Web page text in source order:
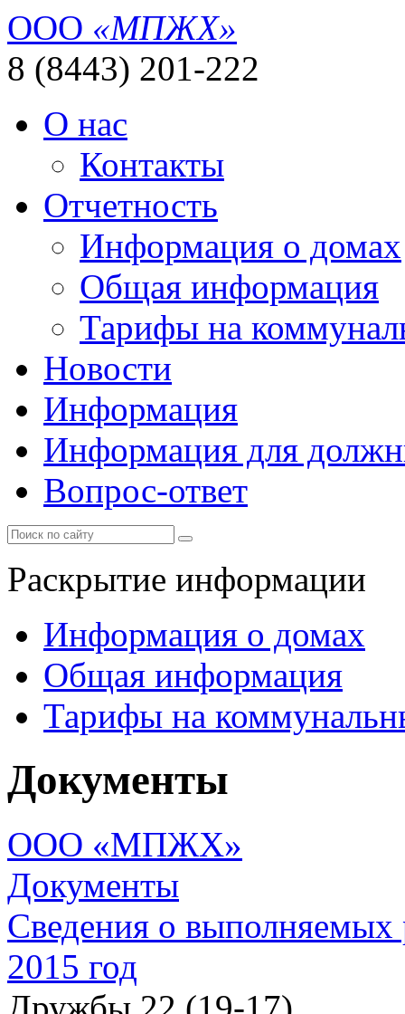
ООО «МПЖХ»
8 (8443) 201-222
О нас
Контакты
Отчетность
Информация о домах
Общая информация
Тарифы на
Новости
Информация
Информация для
Вопрос-ответ
Раскрытие информации
Информация о домах
Общая информация
Тарифы на
Документы
ООО «МПЖХ»
Документы
Сведения о выполняемых
2015 год